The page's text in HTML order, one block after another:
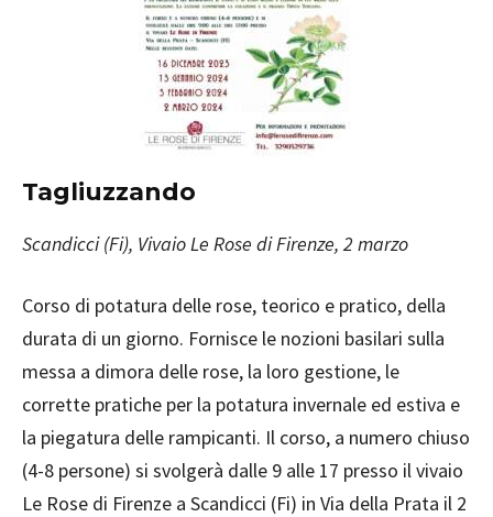
Tagliuzzando
Scandicci (Fi), Vivaio Le Rose di Firenze, 2 marzo
Corso di potatura delle rose, teorico e pratico, della
durata di un giorno. Fornisce le nozioni basilari sulla
messa a dimora delle rose, la loro gestione, le
corrette pratiche per la potatura invernale ed estiva e
la piegatura delle rampicanti. Il corso, a numero chiuso
(4-8 persone) si svolgerà dalle 9 alle 17 presso il vivaio
Le Rose di Firenze a Scandicci (Fi) in Via della Prata il 2